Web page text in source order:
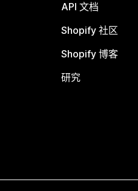
API 文档
Shopify 社区
Shopify 博客
研究